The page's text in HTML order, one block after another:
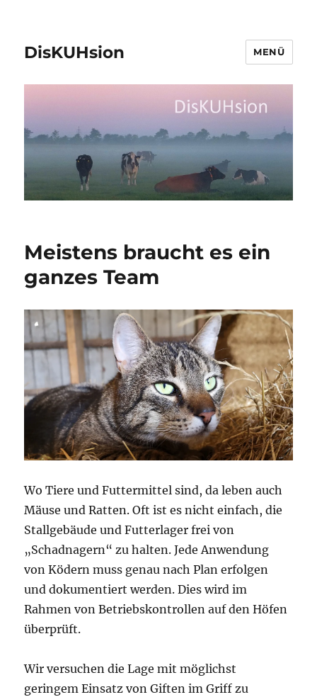
DisKUHsion MENÜ
Meistens braucht es ein
ganzes Team
Wo Tiere und Futtermittel sind, da leben auch
Mäuse und Ratten. Oft ist es nicht einfach, die
Stallgebäude und Futterlager frei von
„Schadnagern“ zu halten. Jede Anwendung
von Ködern muss genau nach Plan erfolgen
und dokumentiert werden. Dies wird im
Rahmen von Betriebskontrollen auf den Höfen
überprüft.
Wir versuchen die Lage mit möglichst
geringem Einsatz von Giften im Griff zu